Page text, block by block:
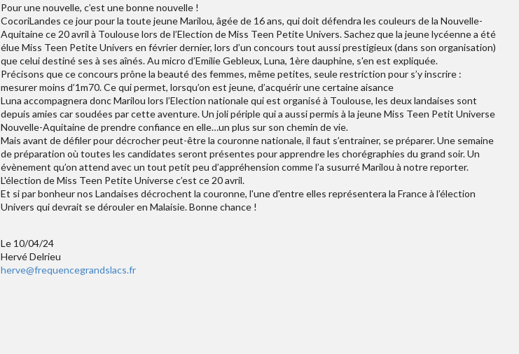
Pour une nouvelle, c’est une bonne nouvelle !
CocoriLandes ce jour pour la toute jeune Marilou, âgée de 16 ans, qui doit défendra les couleurs de la Nouvelle-
Aquitaine ce 20 avril à Toulouse lors de l’Election de Miss Teen Petite Univers. Sachez que la jeune lycéenne a été
élue Miss Teen Petite Univers en février dernier, lors d’un concours tout aussi prestigieux (dans son organisation)
que celui destiné ses à ses aînés. Au micro d’Emilie Gebleux, Luna, 1ère dauphine, s'en est expliquée.
Précisons que ce concours prône la beauté des femmes, même petites, seule restriction pour s’y inscrire :
mesurer moins d’1m70. Ce qui permet, lorsqu’on est jeune, d’acquérir une certaine aisance
Luna accompagnera donc Marilou lors l’Election nationale qui est organisé à Toulouse, les deux landaises sont
depuis amies car soudées par cette aventure. Un joli périple qui a aussi permis à la jeune Miss Teen Petit Universe
Nouvelle-Aquitaine de prendre confiance en elle…un plus sur son chemin de vie.
Mais avant de défiler pour décrocher peut-être la couronne nationale, il faut s’entrainer, se préparer. Une semaine
de préparation où toutes les candidates seront présentes pour apprendre les chorégraphies du grand soir. Un
évènement qu’on attend avec un tout petit peu d’appréhension comme l’a susurré Marilou à notre reporter.
L'élection de Miss Teen Petite Universe c’est ce 20 avril.
Et si par bonheur nos Landaises décrochent la couronne, l'une d'entre elles représentera la France à l’élection
Univers qui devrait se dérouler en Malaisie. Bonne chance !
Le 10/04/24
Hervé Delrieu
herve@frequencegrandslacs.fr